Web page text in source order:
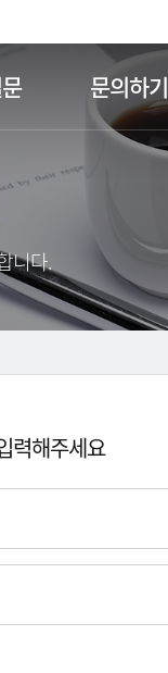
문의하기
니다.
력해주세요